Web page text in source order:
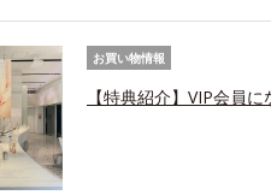
お買い物情報
【特典紹介】VIP会員